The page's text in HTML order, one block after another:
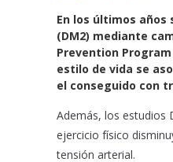
c
e
b
o
k
a
t
s
A
p
a
i
l
En los últimos
(DM2) mediante
Prevention
estilo de vida se
el conseguido con
Además, los estudios
ejercicio físico
tensión arterial.